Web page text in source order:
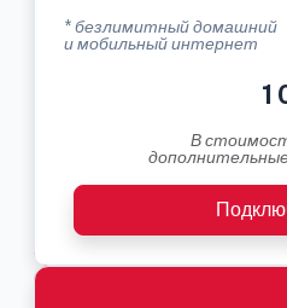
* безлимитный домашний
и мобильный интернет
1
В